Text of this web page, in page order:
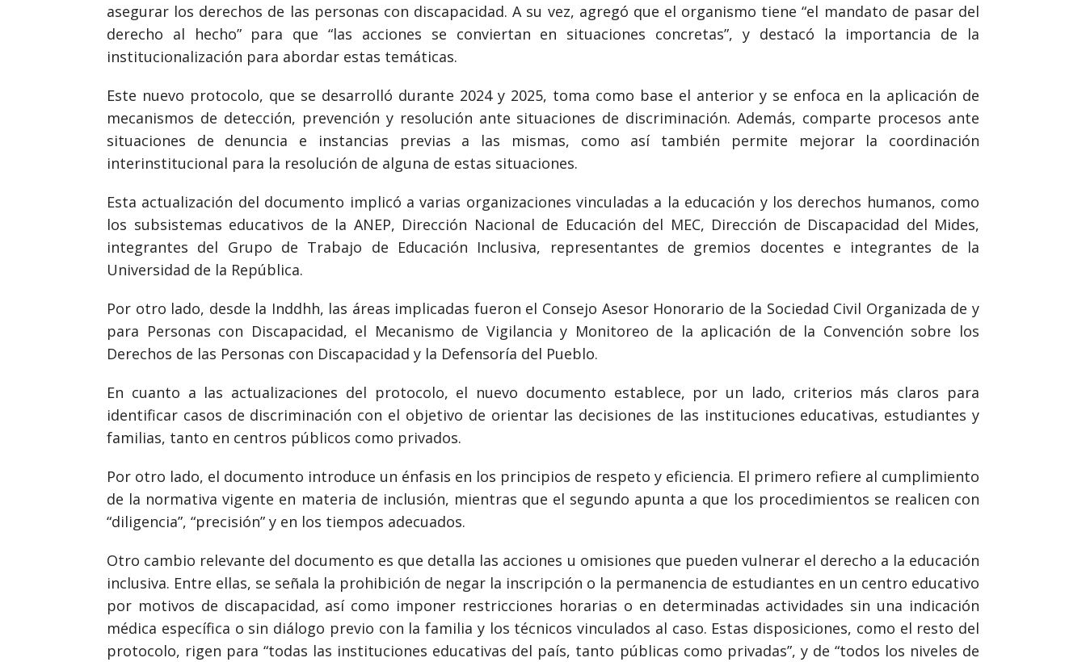
asegurar los derechos de las personas con discapacidad. A su vez, agregó que el organismo tiene “el mandato de pasar del
derecho al hecho” para que “las acciones se conviertan en situaciones concretas”, y destacó la importancia de la
institucionalización para abordar estas temáticas.
Este nuevo protocolo, que se desarrolló durante 2024 y 2025, toma como base el anterior y se enfoca en la aplicación de
mecanismos de detección, prevención y resolución ante situaciones de discriminación. Además, comparte procesos ante
situaciones de denuncia e instancias previas a las mismas, como así también permite mejorar la coordinación
interinstitucional para la resolución de alguna de estas situaciones.
Esta actualización del documento implicó a varias organizaciones vinculadas a la educación y los derechos humanos, como
los subsistemas educativos de la ANEP, Dirección Nacional de Educación del MEC, Dirección de Discapacidad del Mides,
integrantes del Grupo de Trabajo de Educación Inclusiva, representantes de gremios docentes e integrantes de la
Universidad de la República.
Por otro lado, desde la Inddhh, las áreas implicadas fueron el Consejo Asesor Honorario de la Sociedad Civil Organizada de y
para Personas con Discapacidad, el Mecanismo de Vigilancia y Monitoreo de la aplicación de la Convención sobre los
Derechos de las Personas con Discapacidad y la Defensoría del Pueblo.
En cuanto a las actualizaciones del protocolo, el nuevo documento establece, por un lado, criterios más claros para
identificar casos de discriminación con el objetivo de orientar las decisiones de las instituciones educativas, estudiantes y
familias, tanto en centros públicos como privados.
Por otro lado, el documento introduce un énfasis en los principios de respeto y eficiencia. El primero refiere al cumplimiento
de la normativa vigente en materia de inclusión, mientras que el segundo apunta a que los procedimientos se realicen con
“diligencia”, “precisión” y en los tiempos adecuados.
Otro cambio relevante del documento es que detalla las acciones u omisiones que pueden vulnerar el derecho a la educación
inclusiva. Entre ellas, se señala la prohibición de negar la inscripción o la permanencia de estudiantes en un centro educativo
por motivos de discapacidad, así como imponer restricciones horarias o en determinadas actividades sin una indicación
médica específica o sin diálogo previo con la familia y los técnicos vinculados al caso. Estas disposiciones, como el resto del
protocolo, rigen para “todas las instituciones educativas del país, tanto públicas como privadas”, y de “todos los niveles de